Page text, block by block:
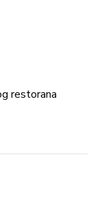
restorana